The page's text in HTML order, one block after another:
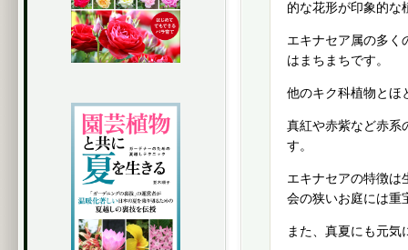
的な花形が印象的な
エキナセア属の多く
はまちまちです。
他のキク科植物とほ
真紅や赤紫など赤系
す。
エキナセアの特徴は
会の狭いお庭には重
また、真夏にも元気